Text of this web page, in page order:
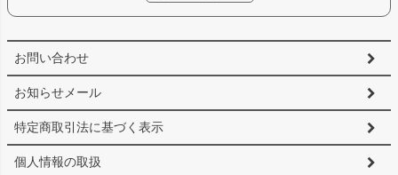
お問い合わせ
お知らせメール
特定商取引法に基づく表示
個人情報の取扱